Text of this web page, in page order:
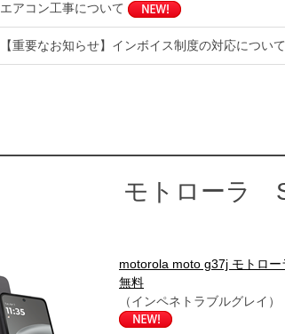
エアコン工事について
【重要なお知らせ】インボイス制度の対応について
モトローラ
motorola moto g37j モトロ
無料
（インペネトラブルグレイ）